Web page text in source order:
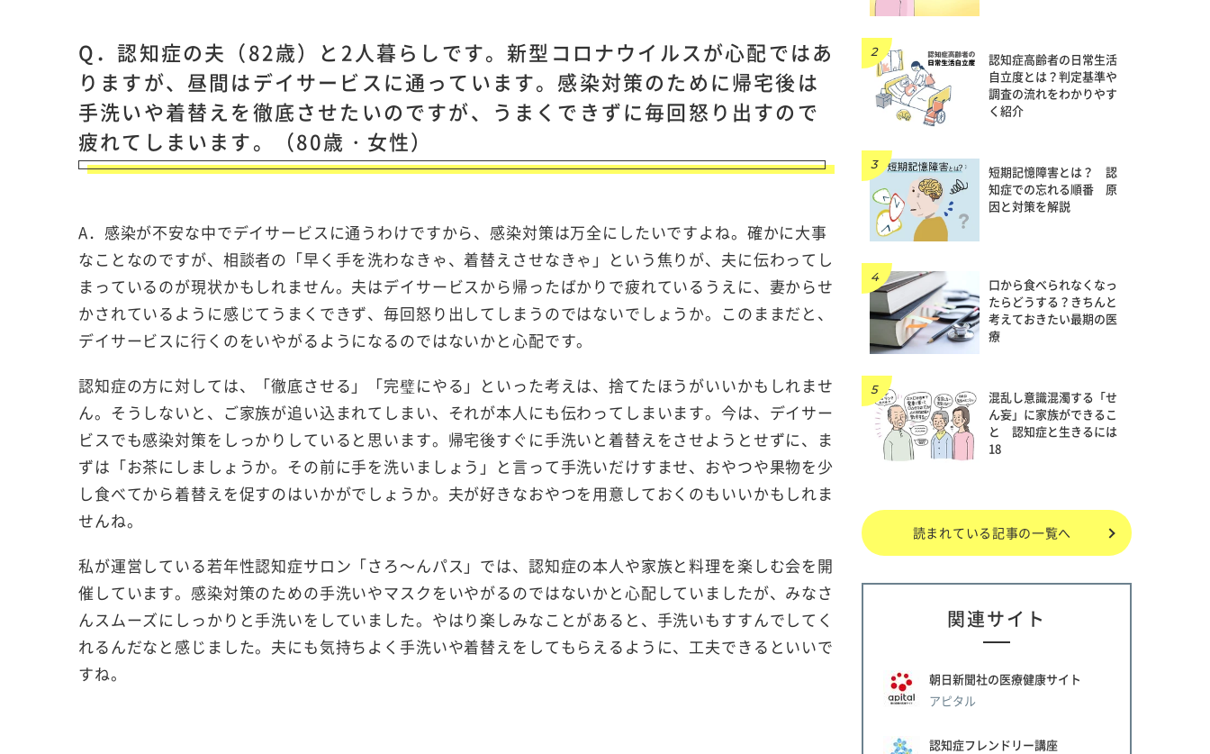
Q．認知症の夫（82歳）と2人暮らしです。新型コロナウイルスが心配ではあ
りますが、昼間はデイサービスに通っています。感染対策のために帰宅後は
手洗いや着替えを徹底させたいのですが、うまくできずに毎回怒り出すので
疲れてしまいます。（80歳・女性）
A．感染が不安な中でデイサービスに通うわけですから、感染対策は万全にしたいですよね。確かに大事
なことなのですが、相談者の「早く手を洗わなきゃ、着替えさせなきゃ」という焦りが、夫に伝わってし
まっているのが現状かもしれません。夫はデイサービスから帰ったばかりで疲れているうえに、妻からせ
かされているように感じてうまくできず、毎回怒り出してしまうのではないでしょうか。このままだと、
デイサービスに行くのをいやがるようになるのではないかと心配です。
認知症の方に対しては、「徹底させる」「完璧にやる」といった考えは、捨てたほうがいいかもしれませ
ん。そうしないと、ご家族が追い込まれてしまい、それが本人にも伝わってしまいます。今は、デイサー
ビスでも感染対策をしっかりしていると思います。帰宅後すぐに手洗いと着替えをさせようとせずに、ま
ずは「お茶にしましょうか。その前に手を洗いましょう」と言って手洗いだけすませ、おやつや果物を少
し食べてから着替えを促すのはいかがでしょうか。夫が好きなおやつを用意しておくのもいいかもしれま
せんね。
私が運営している若年性認知症サロン「さろ～んパス」では、認知症の本人や家族と料理を楽しむ会を開
催しています。感染対策のための手洗いやマスクをいやがるのではないかと心配していましたが、みなさ
んスムーズにしっかりと手洗いをしていました。やはり楽しみなことがあると、手洗いもすすんでしてく
れるんだなと感じました。夫にも気持ちよく手洗いや着替えをしてもらえるように、工夫できるといいで
すね。
認知症高齢者の日常生活
自立度とは？判定基準や
調査の流れをわかりやす
く紹介
短期記憶障害とは？ 認
知症での忘れる順番 原
因と対策を解説
口から食べられなくなっ
たらどうする？きちんと
考えておきたい最期の医
療
混乱し意識混濁する「せ
ん妄」に家族ができるこ
と 認知症と生きるには
18
読まれている記事の一覧へ
関連サイト
朝日新聞社の医療健康サイト
アピタル
認知症フレンドリー講座